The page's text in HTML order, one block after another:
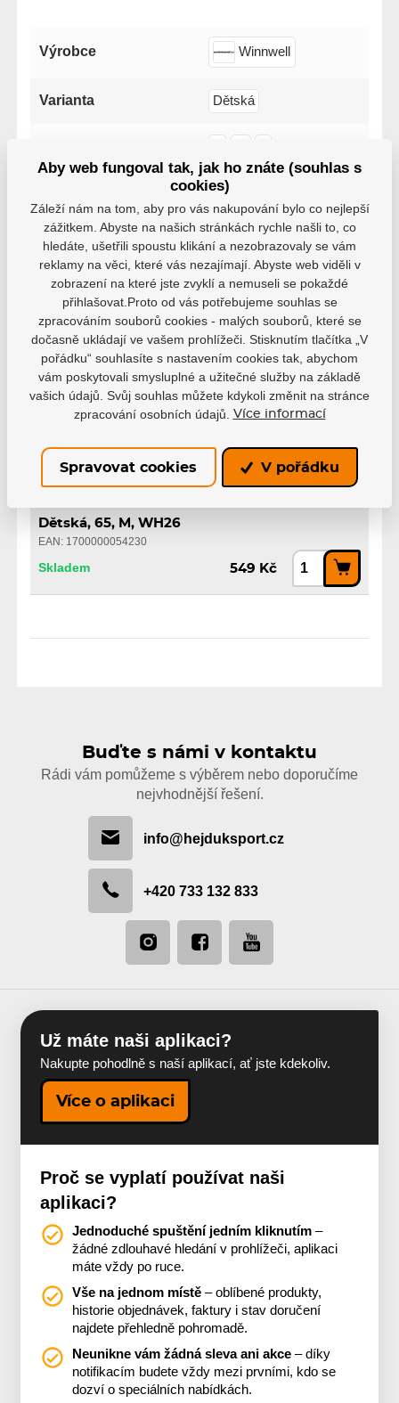
Výrobce Winnwell
Varianta Dětská
62
Varianty
Dětská, 68, L, WH26
EAN: 1700000054247
Skladem 549 Kč
EAN: 1700000054223
Dětská, 65, M, WH26
EAN: 1700000054230
Skladem 549 Kč
Buďte s námi v kontaktu
Rádi vám pomůžeme s výběrem nebo doporučíme
nejvhodnější řešení.
info@hejduksport.cz
+420 733 132 833
Už máte naši aplikaci?
Nakupte pohodlně s naší aplikací, ať jste kdekoliv.
Více o aplikaci
Proč se vyplatí používat naši
aplikaci?
Jednoduché spuštění jedním kliknutím –
žádné zdlouhavé hledání v prohlížeči, aplikaci
máte vždy po ruce.
Vše na jednom místě – oblíbené produkty,
historie objednávek, faktury i stav doručení
najdete přehledně pohromadě.
Neunikne vám žádná sleva ani akce – díky
notifikacím budete vždy mezi prvními, kdo se
dozví o speciálních nabídkách.
Aby web fungoval tak, jak ho znáte (souhlas s
cookies)
Záleží nám na tom, aby pro vás nakupování bylo co nejlepší
zážitkem. Abyste na našich stránkách rychle našli to, co
hledáte, ušetřili spoustu klikání a nezobrazovaly se vám
reklamy na věci, které vás nezajímají. Abyste web viděli v
zobrazení na které jste zvyklí a nemuseli se pokaždé
přihlašovat.Proto od vás potřebujeme souhlas se
zpracováním souborů cookies - malých souborů, které se
dočasně ukládají ve vašem prohlížeči. Stisknutím tlačítka „V
pořádku“ souhlasíte s nastavením cookies tak, abychom
vám poskytovali smysluplné a užitečné služby na základě
vašich údajů. Svůj souhlas můžete kdykoli změnit na stránce
zpracování osobních údajů.
Více informací
Spravovat cookies V pořádku